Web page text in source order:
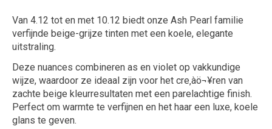
Van 4.12 tot en met 10.12 biedt onze Ash Pearl familie
verfijnde beige-grijze tinten met een koele, elegante
uitstraling.
Deze nuances combineren as en violet op vakkundige
wijze, waardoor ze ideaal zijn voor het cre‚àö¬¥ren van
zachte beige kleurresultaten met een parelachtige finish.
Perfect om warmte te verfijnen en het haar een luxe, koele
glans te geven.